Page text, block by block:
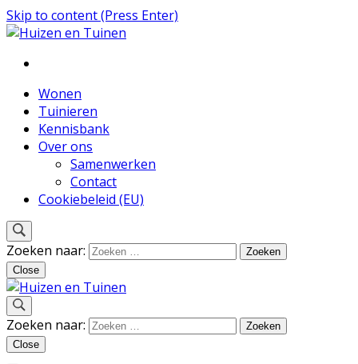
Skip to content (Press Enter)
Huizen en Tuinen
Inspiratie voor wonen en tuinieren
Wonen
Tuinieren
Kennisbank
Over ons
Samenwerken
Contact
Cookiebeleid (EU)
Zoeken naar:
Close
Huizen en Tuinen
Inspiratie voor wonen en tuinieren
Zoeken naar:
Close